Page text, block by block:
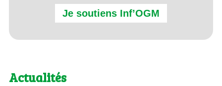
Je soutiens Inf’OGM
Actualités